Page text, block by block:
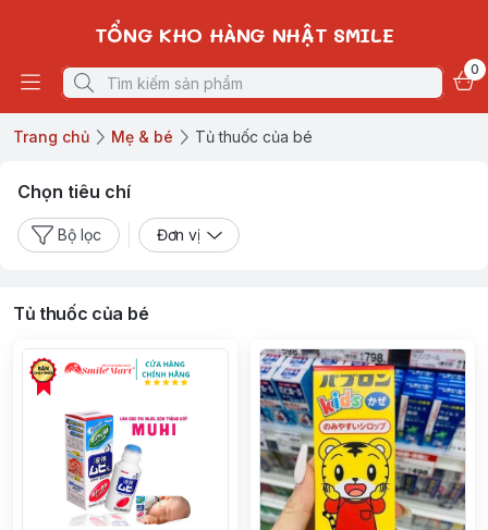
TỔNG KHO HÀNG NHẬT SMILE
0
Trang chủ Mẹ & bé Tủ thuốc của bé
Chọn tiêu chí
Bộ lọc Đơn vị
Tủ thuốc của bé